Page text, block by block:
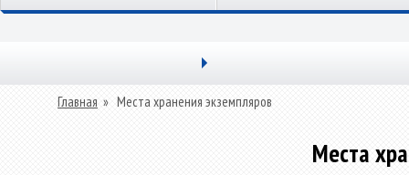
Главная » Места хранения экземпляров
Места